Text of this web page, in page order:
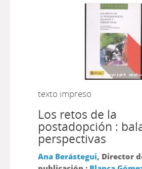
texto impreso
Los retos de la
postadopción :
perspectivas
Ana Berástegui, Director